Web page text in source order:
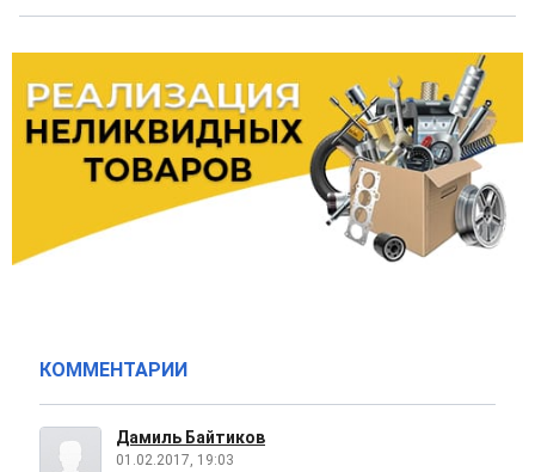
КОММЕНТАРИИ
Дамиль Байтиков
01.02.2017, 19:03